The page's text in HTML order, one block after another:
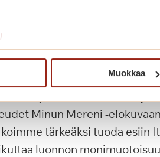
Muokkaa
luontoon ja torstaina
Minun Mereni -
tärkeäksi tuoda esiin
luonnon